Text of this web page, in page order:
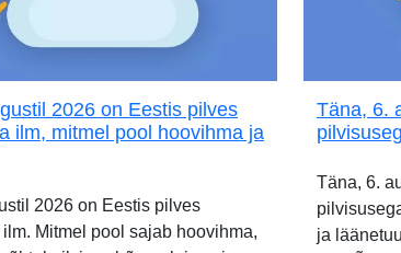
2026 on Eestis pilves
ilm, mitmel pool hoovihma ja
2026 on Eestis pilves
Mitmel pool sajab hoovihma,
Täna, 6.
Täna, 6.
ja